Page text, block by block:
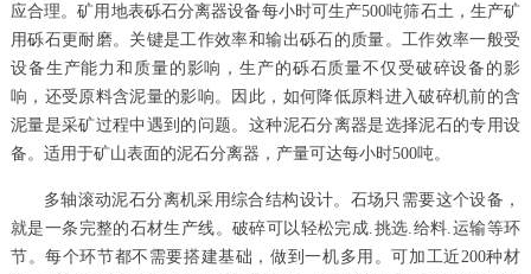
应合理。矿用地表砾石分离器设备每小时可生产500吨筛石土，生产矿
用砾石更耐磨。关键是工作效率和输出砾石的质量。工作效率一般受
设备生产能力和质量的影响，生产的砾石质量不仅受破碎设备的影
响，还受原料含泥量的影响。因此，如何降低原料进入破碎机前的含
泥量是采矿过程中遇到的问题。这种泥石分离器是选择泥石的专用设
备。适用于矿山表面的泥石分离器，产量可达每小时500吨。
多轴滚动泥石分离机采用综合结构设计。石场只需要这个设备，
就是一条完整的石材生产线。破碎可以轻松完成.挑选.给料.运输等环
节。每个环节都不需要搭建基础，做到一机多用。可加工近200种材